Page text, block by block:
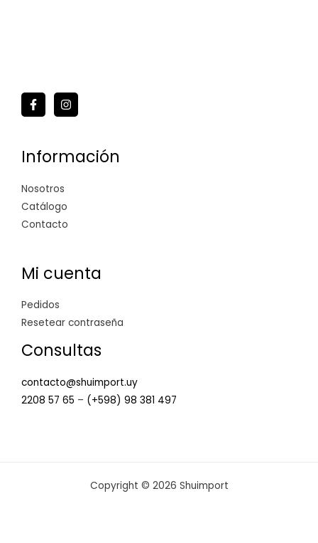
Información
Nosotros
Catálogo
Contacto
Mi cuenta
Pedidos
Resetear contraseña
Consultas
contacto@shuimport.uy
2208 57 65 – (+598) 98 381 497
Copyright © 2026 Shuimport